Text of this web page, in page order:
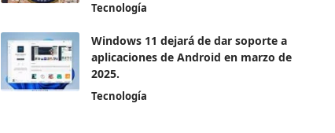
Tecnología
Windows 11 dejará de dar soporte a
aplicaciones de Android en marzo de
2025.
Tecnología